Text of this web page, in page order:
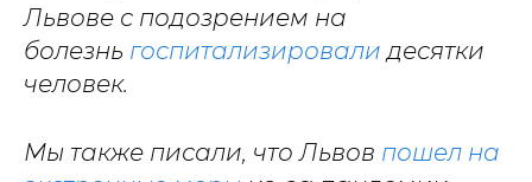
Львове с подозрением на
болезнь госпитализировали десятки
человек.
Мы также писали, что Львов пошел на